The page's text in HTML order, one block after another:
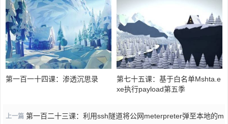
第一百一十四课：渗透沉思录
第七十五课：基于白名单Mshta.e
xe执行payload第五季
上一篇 第一百二十三课：利用ssh隧道将公网meterpreter弹至本地的m